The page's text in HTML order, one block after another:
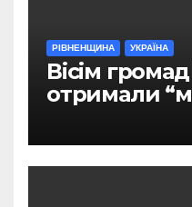
РІВНЕНЩИНА УКРАЇНА
Вісім
отримали